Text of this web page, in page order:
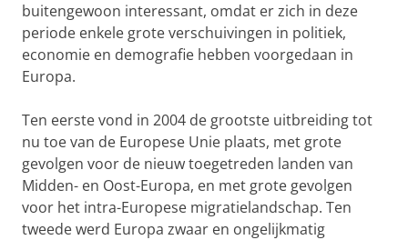
buitengewoon interessant, omdat er zich in deze
periode enkele grote verschuivingen in politiek,
economie en demografie hebben voorgedaan in
Europa.
Ten eerste vond in 2004 de grootste uitbreiding tot
nu toe van de Europese Unie plaats, met grote
gevolgen voor de nieuw toegetreden landen van
Midden- en Oost-Europa, en met grote gevolgen
voor het intra-Europese migratielandschap. Ten
tweede werd Europa zwaar en ongelijkmatig